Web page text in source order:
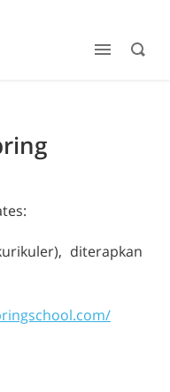
diterapkan